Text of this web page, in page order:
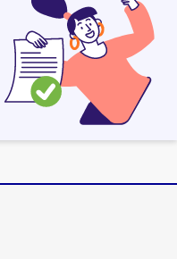
du site